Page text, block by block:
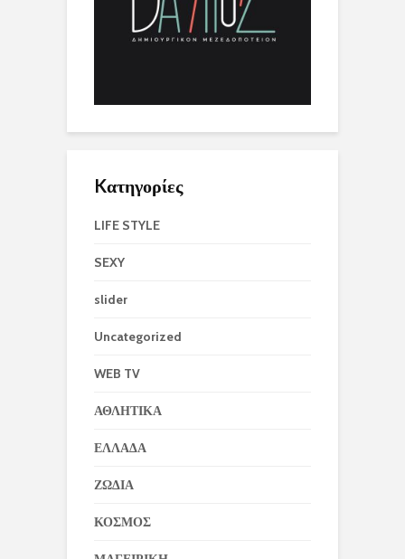
Kατηγορίες
LIFE STYLE
SEXY
slider
Uncategorized
WEB TV
ΑΘΛΗΤΙΚΑ
ΕΛΛΑΔΑ
ΖΩΔΙΑ
ΚΟΣΜΟΣ